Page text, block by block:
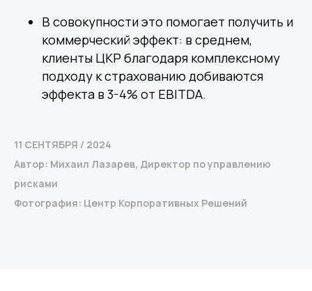
В совокупности это помогает получить и
коммерческий эффект: в среднем,
клиенты ЦКР благодаря комплексному
подходу к страхованию добиваются
эффекта в 3-4% от EBITDA.
11 СЕНТЯБРЯ / 2024
Автор: Михаил Лазарев, Директор по управлению
рисками
Фотография: Центр Корпоративных Решений
Среднему бизнесу
Крупному бизнесу
Корпорациям